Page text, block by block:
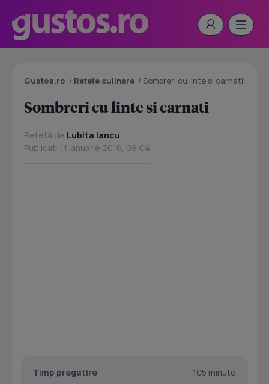
Gustos.ro / Retete culinare / Sombreri cu linte si carnati
Sombreri cu linte si carnati
Rețetă de Lubita Iancu
Publicat: 11 Ianuarie 2016, 09:04
Timp pregatire
105 minute